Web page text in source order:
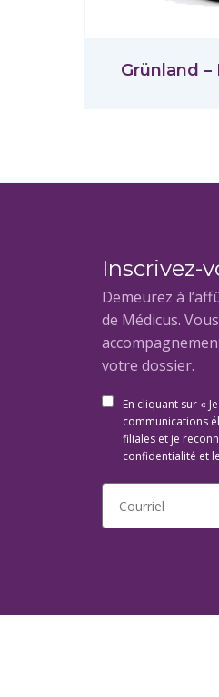
Grünland –
Inscrivez-
Demeurez à
de Médicus.
votre dossier.
En cliquant sur «
communications
filiales et je
confidentialité et